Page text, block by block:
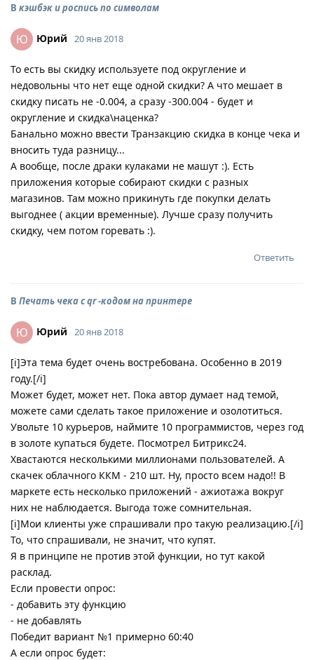
В кэшбэк и роспись по символам
Ю Юрий 20 янв 2018
То есть вы скидку используете под округление и
недовольны что нет еще одной скидки? А что мешает в
скидку писать не -0.004, а сразу -300.004 - будет и
округление и скидка\наценка?
Банально можно ввести Транзакцию скидка в конце чека и
вносить туда разницу...
А вообще, после драки кулаками не машут :). Есть
приложения которые собирают скидки с разных
магазинов. Там можно прикинуть где покупки делать
выгоднее ( акции временные). Лучше сразу получить
скидку, чем потом горевать :).
Ответить
В Печать чека с qr -кодом на принтере
Ю Юрий 20 янв 2018
[i]Эта тема будет очень востребована. Особенно в 2019
году.[/i]
Может будет, может нет. Пока автор думает над темой,
можете сами сделать такое приложение и озолотиться.
Увольте 10 курьеров, наймите 10 программистов, через год
в золоте купаться будете. Посмотрел Битрикс24.
Хвастаются несколькими миллионами пользователей. А
скачек облачного ККМ - 210 шт. Ну, просто всем надо!! В
маркете есть несколько приложений - ажиотажа вокруг
них не наблюдается. Выгода тоже сомнительная.
[i]Мои клиенты уже спрашивали про такую реализацию.[/i]
То, что спрашивали, не значит, что купят.
Я в принципе не против этой функции, но тут какой
расклад.
Если провести опрос:
- добавить эту функцию
- не добавлять
Победит вариант №1 примерно 60:40
А если опрос будет: